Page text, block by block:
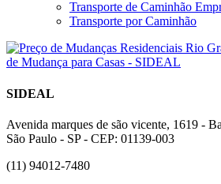
Transporte de Caminhão
Transporte por Caminhão
SIDEAL
Avenida marques de são vicente, 1619 -
São Paulo - SP - CEP: 01139-003
(11) 94012-7480